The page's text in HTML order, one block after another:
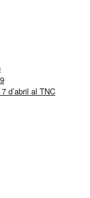
d’abril al TNC